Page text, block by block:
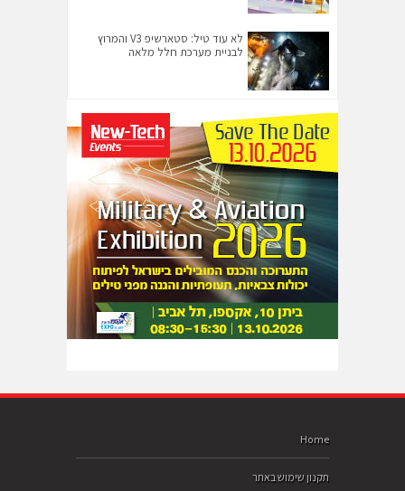
לא עוד טיל: סטארשיפ V3 והמרוץ
לבניית מערכת חלל מלאה
Home
תקנון שימוש באתר